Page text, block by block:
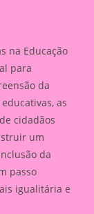
na Educação
para
da
as
cidadãos
um
da
passo
igualitária e